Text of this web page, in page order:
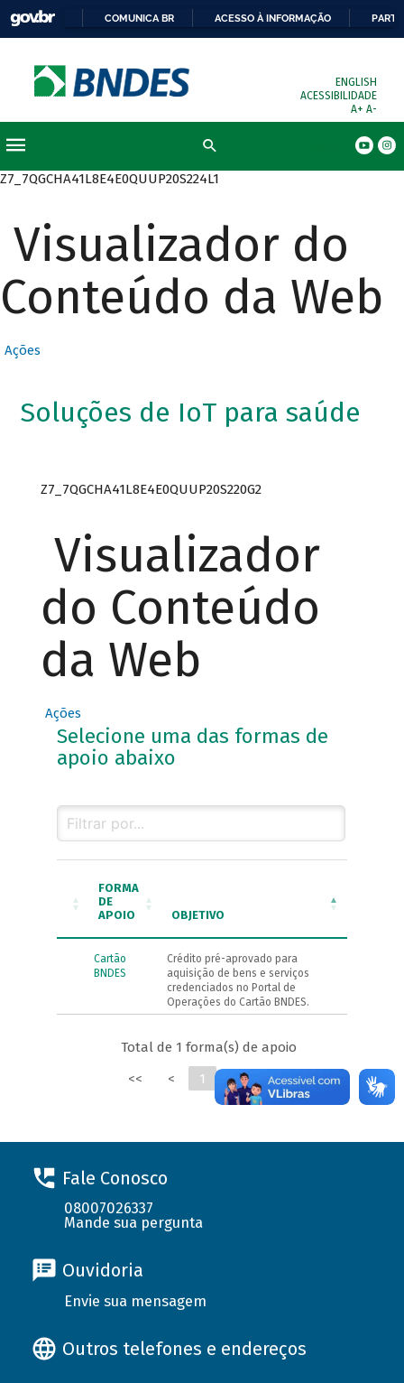
COMUNICA BR ACESSO À INFORMAÇÃO
ENGLISH
ACESSIBILIDADE
A+ A-
Z7_7QGCHA41L8E4E0QUUP20S224L1
Visualizador do
Conteúdo da Web
Ações
Soluções de IoT para saúde
Z7_7QGCHA41L8E4E0QUUP20S220G2
Visualizador
do Conteúdo
da Web
Ações
Selecione uma das formas de
apoio abaixo
FORMA
DE
APOIO
OBJETIVO
Cartão
BNDES
Crédito pré-aprovado para
aquisição de bens e serviços
credenciados no Portal de
Operações do Cartão BNDES.
Total de 1 forma(s) de apoio
<<
< 1 > >>
Fale Conosco
08007026337
Mande sua pergunta
Ouvidoria
Envie sua mensagem
Outros telefones e endereços